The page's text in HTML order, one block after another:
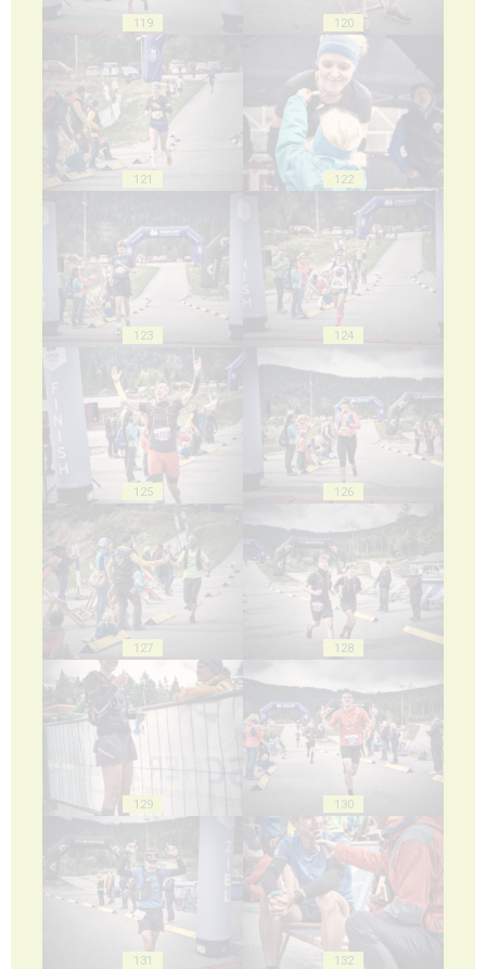
119 120
121 122
123 124
125 126
127 128
129 130
131 132